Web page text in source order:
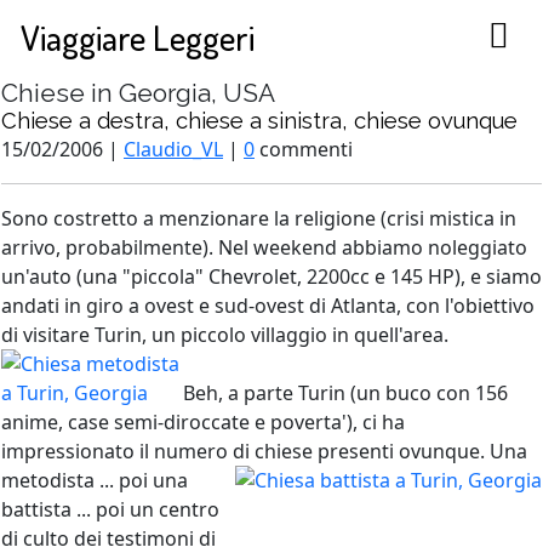
Viaggiare Leggeri
Chiese in Georgia, USA
Chiese a destra, chiese a sinistra, chiese ovunque
15/02/2006 | Claudio_VL | 0 commenti
Sono costretto a menzionare la religione (crisi mistica in
arrivo, probabilmente). Nel weekend abbiamo noleggiato
un'auto (una "piccola" Chevrolet, 2200cc e 145 HP), e siamo
andati in giro a ovest e sud-ovest di Atlanta, con l'obiettivo
di visitare Turin, un piccolo villaggio in quell'area.
Beh, a parte Turin (un buco con 156
anime, case semi-diroccate e poverta'), ci ha
impressionato il numero di chiese presenti ovunque. Una
metodista ... poi una
battista ... poi un centro
di culto dei testimoni di